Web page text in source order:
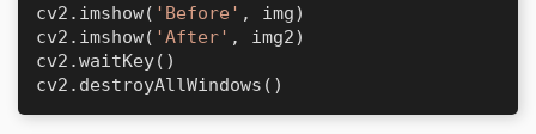
cv2.imshow( 'Before' , img)
cv2.imshow( 'After' , img2)
cv2.waitKey()
cv2.destroyAllWindows()